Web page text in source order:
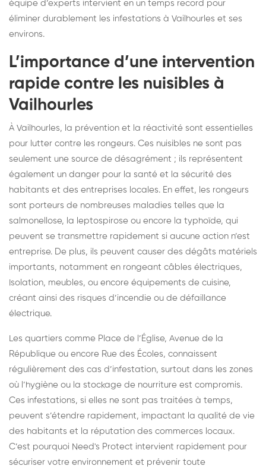
équipe d’experts intervient en un temps record pour
éliminer durablement les infestations à Vailhourles et ses
environs.
L’importance d’une intervention
rapide contre les nuisibles à
Vailhourles
À Vailhourles, la prévention et la réactivité sont essentielles
pour lutter contre les rongeurs. Ces nuisibles ne sont pas
seulement une source de désagrément ; ils représentent
également un danger pour la santé et la sécurité des
habitants et des entreprises locales. En effet, les rongeurs
sont porteurs de nombreuses maladies telles que la
salmonellose, la leptospirose ou encore la typhoïde, qui
peuvent se transmettre rapidement si aucune action n’est
entreprise. De plus, ils peuvent causer des dégâts matériels
importants, notamment en rongeant câbles électriques,
Isolation, meubles, ou encore équipements de cuisine,
créant ainsi des risques d’incendie ou de défaillance
électrique.
Les quartiers comme Place de l’Église, Avenue de la
République ou encore Rue des Écoles, connaissent
régulièrement des cas d’infestation, surtout dans les zones
où l’hygiène ou la stockage de nourriture est compromis.
Ces infestations, si elles ne sont pas traitées à temps,
peuvent s’étendre rapidement, impactant la qualité de vie
des habitants et la réputation des commerces locaux.
C’est pourquoi Need's Protect intervient rapidement pour
sécuriser votre environnement et prévenir toute